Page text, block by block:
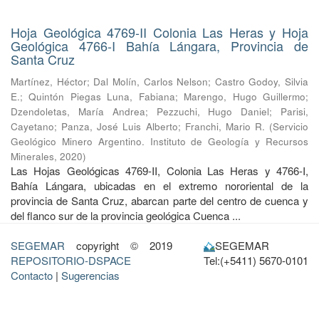
Hoja Geológica 4769-II Colonia Las Heras y Hoja
Geológica 4766-I Bahía Lángara, Provincia de
Santa Cruz
Martínez, Héctor; Dal Molín, Carlos Nelson; Castro Godoy, Silvia
E.;Quintón Piegas Luna, Fabiana; Marengo, Hugo Guillermo;
Dzendoletas, María Andrea; Pezzuchi, Hugo Daniel; Parisi,
Cayetano; Panza, José Luis Alberto; Franchi, Mario R. (Servicio
Geológico Minero Argentino. Instituto de Geología y Recursos
Minerales, 2020)
Las Hojas Geológicas 4769-II, Colonia Las Heras y 4766-I,
Bahía Lángara, ubicadas en el extremo nororiental de la
provincia de Santa Cruz, abarcan parte del centro de cuenca y
del flanco sur de la provincia geológica Cuenca ...
SEGEMAR copyright © 2019
REPOSITORIO-DSPACE
Contacto | Sugerencias
SEGEMAR
Tel:(+5411) 5670-0101